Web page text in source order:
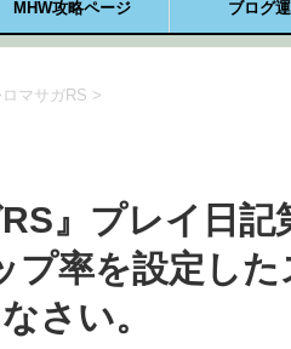
MHW攻略ページ ブログ
ロマサガRS >
RS』プレイ日
プ率を設定し
さい。